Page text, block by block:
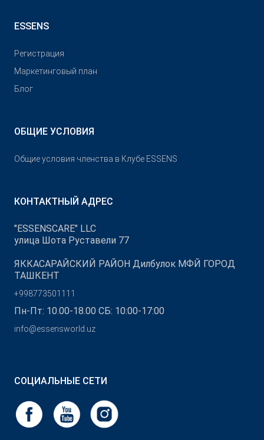
ESSENS
Pегистрация
Маркетинговый план
Блог
ОБЩИЕ УСЛОВИЯ
Общие условия членства в Клубе ESSENS
КОНТАКТНЫЙ АДРЕС
"ESSENSCARE" LLC
улица Шота Руставели 77
ЯККАСАРАЙСКИЙ РАЙОН Дилбулок МФЙ ГОРОД
ТАШКЕНТ
+998773501111
Пн-Пт: 10.00-18.00 СБ: 10:00-17:00
info@essensworld.uz
СОЦИАЛЬНЫЕ СЕТИ